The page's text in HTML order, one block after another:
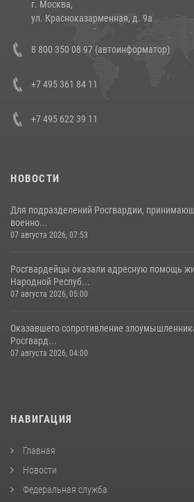
14 июля 2026, 12:20
В Росгвардии прошла военно-научная
боевого опыта
г. Москва,
ул. Красноказарменная, д. 9а
8 800 350 08 97 (автоинформатор)
+7 495 361 84 11
+7 495 622 39 11
НОВОСТИ
Для подразделений Росгвардии,
военно...
07 августа 2026, 07:53
Росгвардейцы оказали адресную помощь
Народной Респуб...
07 августа 2026, 05:00
Оказавшего сопротивление
Росгвард...
07 августа 2026, 04:00
НАВИГАЦИЯ
Главная
Новости
Федеральная служба